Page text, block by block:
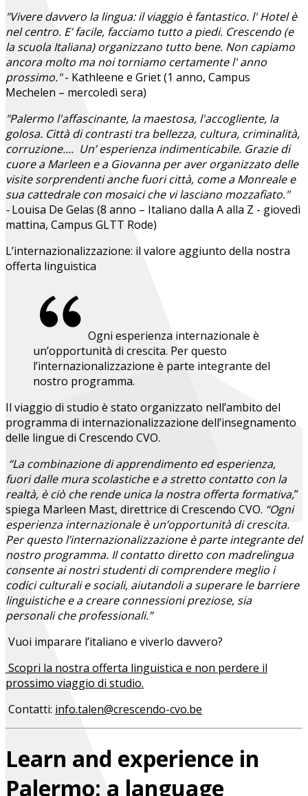
"Vivere davvero la lingua: il viaggio è fantastico. l' Hotel è
nel centro. E’ facile, facciamo tutto a piedi. Crescendo (e
la scuola Italiana) organizzano tutto bene. Non capiamo
ancora molto ma noi torniamo certamente l' anno
prossimo."- Kathleene e Griet (1 anno, Campus
Mechelen – mercoledì sera)
"Palermo l'affascinante, la maestosa, l'accogliente, la
golosa. Città di contrasti tra bellezza, cultura, criminalità,
corruzione.... Un’ esperienza indimenticabile. Grazie di
cuore a Marleen e a Giovanna per aver organizzato delle
visite sorprendenti anche fuori città, come a Monreale e
sua cattedrale con mosaici che vi lasciano mozzafiato."
-Louisa De Gelas (8 anno – Italiano dalla A alla Z - giovedì
mattina, Campus GLTT Rode)
L’internazionalizzazione: il valore aggiunto della nostra
offerta linguistica
Ogni esperienza internazionale è
un’opportunità di crescita. Per questo
l’internazionalizzazione è parte integrante del
nostro programma.
Il viaggio di studio è stato organizzato nell’ambito del
programma di internazionalizzazione dell’insegnamento
delle lingue di Crescendo CVO.
“La combinazione di apprendimento ed esperienza,
fuori dalle mura scolastiche e a stretto contatto con la
realtà, è ciò che rende unica la nostra offerta formativa,”
spiega Marleen Mast, direttrice di Crescendo CVO. “Ogni
esperienza internazionale è un’opportunità di crescita.
Per questo l’internazionalizzazione è parte integrante del
nostro programma. Il contatto diretto con madrelingua
consente ai nostri studenti di comprendere meglio i
codici culturali e sociali, aiutandoli a superare le barriere
linguistiche e a creare connessioni preziose, sia
personali che professionali.”
Vuoi imparare l’italiano e viverlo davvero?
Scopri la nostra offerta linguistica e non perdere il
prossimo viaggio di studio.
Contatti: info.talen@crescendo-cvo.be
Learn and experience in
Palermo: a language